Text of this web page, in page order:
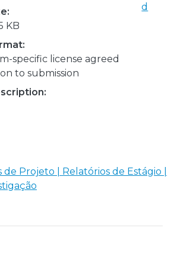
KB
specific license agreed
to submission
d
de Projeto | Relatórios de Estágio |